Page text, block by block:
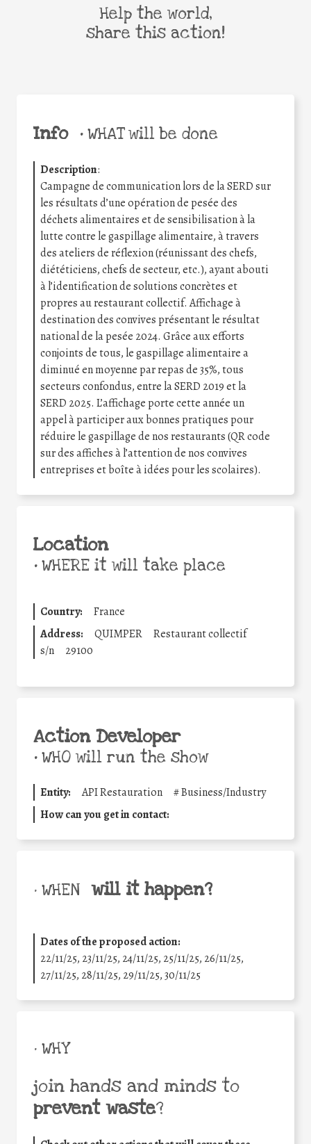
Info •WHAT will be done
Description:
Campagne de communication lors de la SERD sur
les résultats d’une opération de pesée des
déchets alimentaires et de sensibilisation à la
lutte contre le gaspillage alimentaire, à travers
des ateliers de réflexion (réunissant des chefs,
diététiciens, chefs de secteur, etc.), ayant abouti
à l’identification de solutions concrètes et
propres au restaurant collectif. Affichage à
destination des convives présentant le résultat
national de la pesée 2024. Grâce aux efforts
conjoints de tous, le gaspillage alimentaire a
diminué en moyenne par repas de 35%, tous
secteurs confondus, entre la SERD 2019 et la
SERD 2025. L’affichage porte cette année un
appel à participer aux bonnes pratiques pour
réduire le gaspillage de nos restaurants (QR code
sur des affiches à l’attention de nos convives
entreprises et boîte à idées pour les scolaires).
Location
•WHERE it will take place
Country:
France
Address:
QUIMPER
Restaurant collectif
s/n
29100
Action Developer
•WHO will run the show
Entity: API Restauration #Business/Industry
How can you get in contact:
• WHEN will it happen?
Dates of the proposed action:
22/11/25, 23/11/25, 24/11/25, 25/11/25, 26/11/25,
27/11/25, 28/11/25, 29/11/25,30/11/25
• WHY
join hands and minds to
prevent waste?
Help the world,
share this action!